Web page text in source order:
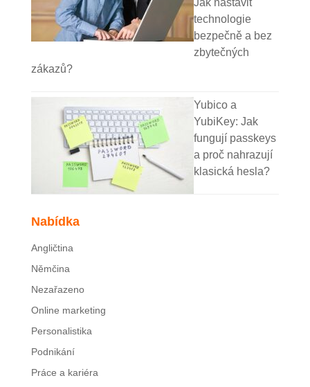
Jak nastavit
technologie
bezpečně a bez
zbytečných
zákazů?
Yubico a
YubiKey: Jak
fungují passkeys
a proč nahrazují
klasická hesla?
Nabídka
Angličtina
Němčina
Nezařazeno
Online marketing
Personalistika
Podnikání
Práce a kariéra